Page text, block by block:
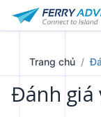
Trang chủ
Đánh giá